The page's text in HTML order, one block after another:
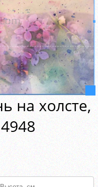
на холсте,